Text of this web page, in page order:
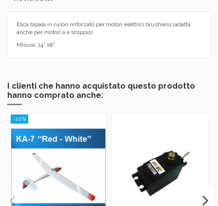
Elica bipala in nylon rinforzato per motori elettrici brushless (adatta
anche per motori a a scoppio)
Misura: 14" x8"
I clienti che hanno acquistato questo prodotto
hanno comprato anche:
-10%